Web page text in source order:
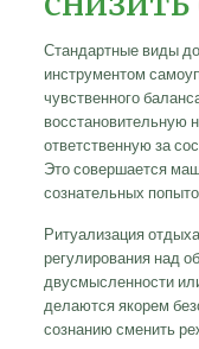
Стандартные виды
инструментом
чувственного
восстановительную
ответственную за
Это совершается
сознательных
Ритуализация
регулирования над
двусмысленности
делаются якорем
сознанию сменить